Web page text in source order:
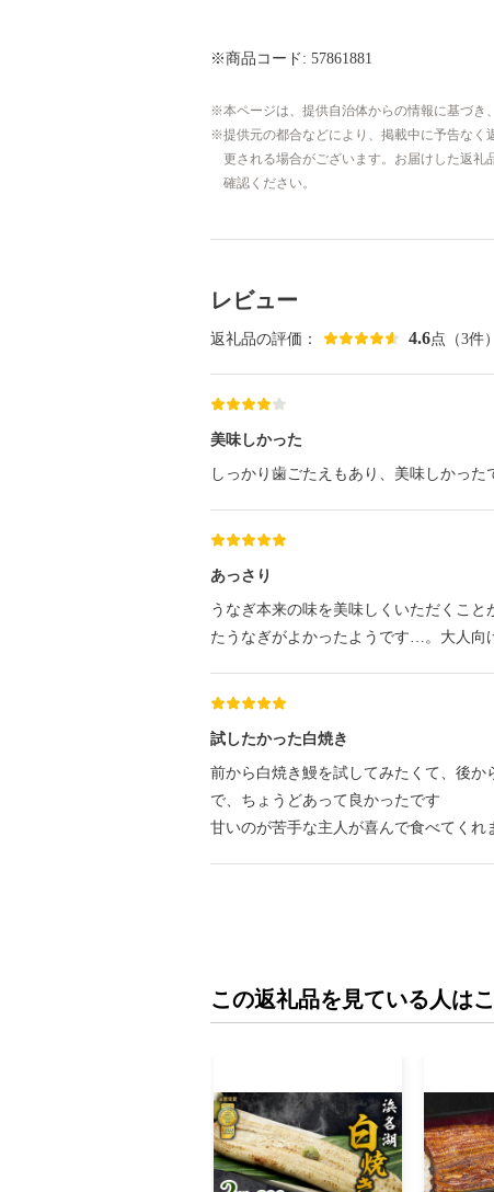
※商品コード: 57861881
本ページは、提供自治体からの情報に基づき
提供元の都合などにより、掲載中に予告な
更される場合がございます。お届けした返
確認ください。
レビュー
返礼品の評価： 4.6点（3件）
美味しかった
しっかり歯ごたえもあり、美味しかった
あっさり
うなぎ本来の味を美味しくいただくこ
たうなぎがよかったようです…。大人向
試したかった白焼き
前から白焼き鰻を試してみたくて、後
で、ちょうどあって良かったです
甘いのが苦手な主人が喜んで食べてくれ
この返礼品を見ている人は